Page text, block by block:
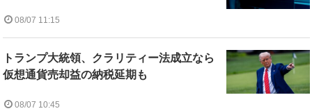
08/07 11:15
トランプ大統領、クラリティー法成立なら
仮想通貨売却益の納税延期も
08/07 10:45